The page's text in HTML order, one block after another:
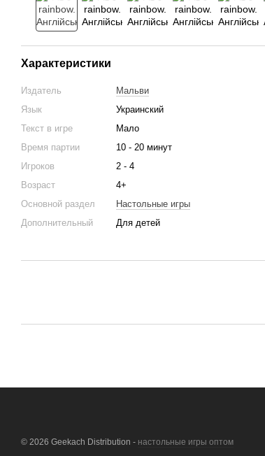
Характеристики
Издатель
Мальви
Язык
Украинский
Текст в игре
Мало
Время партии
10 - 20 минут
Игроков
2 - 4
Возраст
4+
Основной раздел
Настольные игры
Дополнительный
Для детей
© 2026 Geekach Distribution - настольные игры оптом